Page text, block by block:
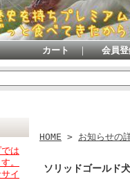
カート ｜ 会員
は
。
イ
HOME > お知らせの
ソリッドゴールド